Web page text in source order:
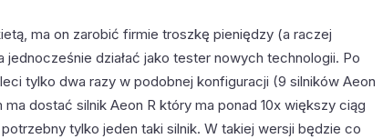
ma on zarobić firmie troszkę pieniędzy (a raczej
jednocześnie działać jako tester nowych technologii. Po
tylko dwa razy w podobnej konfiguracji (9 silników Aeon
dostać silnik Aeon R który ma ponad 10x większy ciąg
tylko jeden taki silnik. W takiej wersji będzie co